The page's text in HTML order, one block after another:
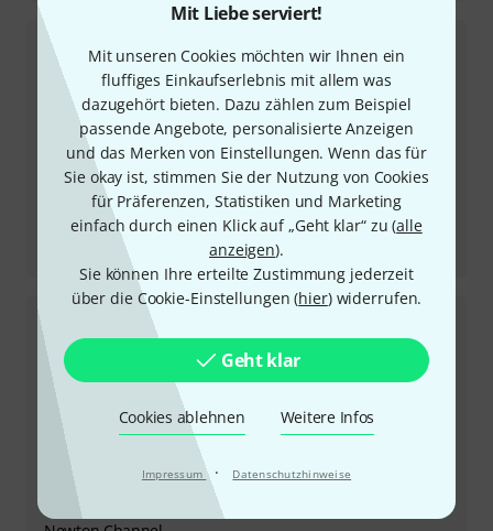
Mit Liebe serviert!
Mit unseren Cookies möchten wir Ihnen ein
fluffiges Einkaufserlebnis mit allem was
dazugehört bieten. Dazu zählen zum Beispiel
passende Angebote, personalisierte Anzeigen
und das Merken von Einstellungen. Wenn das für
Sie okay ist, stimmen Sie der Nutzung von Cookies
für Präferenzen, Statistiken und Marketing
einfach durch einen Klick auf „Geht klar“ zu (alle
anzeigen).
Sie können Ihre erteilte Zustimmung jederzeit
über die Cookie-Einstellungen (hier) widerrufen.
Geht klar
Cookies ablehnen Weitere Infos
Impressum · Datenschutzhinweise
Testbericht
Shelford Channel